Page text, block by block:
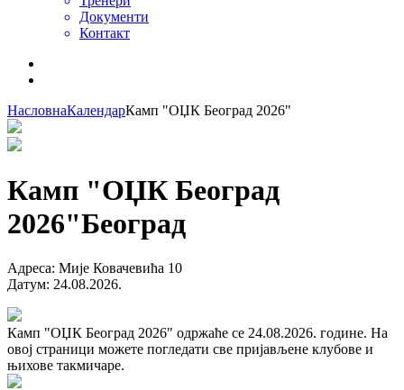
Документи
Контакт
НасловнаКалендарКамп "ОЏК Београд 2026"
Камп "ОЏК Београд
2026"Београд
Адреса: Мије Ковачевића 10
Датум: 24.08.2026.
Камп "ОЏК Београд 2026" одржаће се 24.08.2026. године. На
овој страници можете погледати све пријављене клубове и
њихове такмичаре.